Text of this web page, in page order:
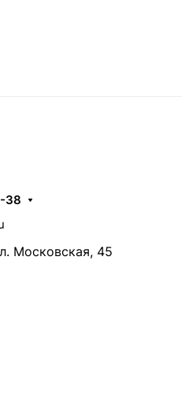
38
Московская, 45